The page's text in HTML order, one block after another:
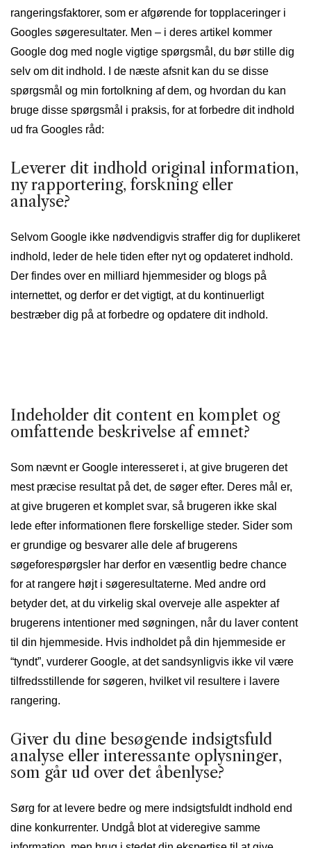
rangeringsfaktorer, som er afgørende for topplaceringer i
Googles søgeresultater. Men – i deres artikel kommer
Google dog med nogle vigtige spørgsmål, du bør stille dig
selv om dit indhold. I de næste afsnit kan du se disse
spørgsmål og min fortolkning af dem, og hvordan du kan
bruge disse spørgsmål i praksis, for at forbedre dit indhold
ud fra Googles råd:
Leverer dit indhold original information,
ny rapportering, forskning eller
analyse?
Selvom Google ikke nødvendigvis straffer dig for duplikeret
indhold, leder de hele tiden efter nyt og opdateret indhold.
Der findes over en milliard hjemmesider og blogs på
internettet, og derfor er det vigtigt, at du kontinuerligt
bestræber dig på at forbedre og opdatere dit indhold.
Indeholder dit content en komplet og
omfattende beskrivelse af emnet?
Som nævnt er Google interesseret i, at give brugeren det
mest præcise resultat på det, de søger efter. Deres mål er,
at give brugeren et komplet svar, så brugeren ikke skal
lede efter informationen flere forskellige steder. Sider som
er grundige og besvarer alle dele af brugerens
søgeforespørgsler har derfor en væsentlig bedre chance
for at rangere højt i søgeresultaterne. Med andre ord
betyder det, at du virkelig skal overveje alle aspekter af
brugerens intentioner med søgningen, når du laver content
til din hjemmeside. Hvis indholdet på din hjemmeside er
“tyndt”, vurderer Google, at det sandsynligvis ikke vil være
tilfredsstillende for søgeren, hvilket vil resultere i lavere
rangering.
Giver du dine besøgende indsigtsfuld
analyse eller interessante oplysninger,
som går ud over det åbenlyse?
Sørg for at levere bedre og mere indsigtsfuldt indhold end
dine konkurrenter. Undgå blot at videregive samme